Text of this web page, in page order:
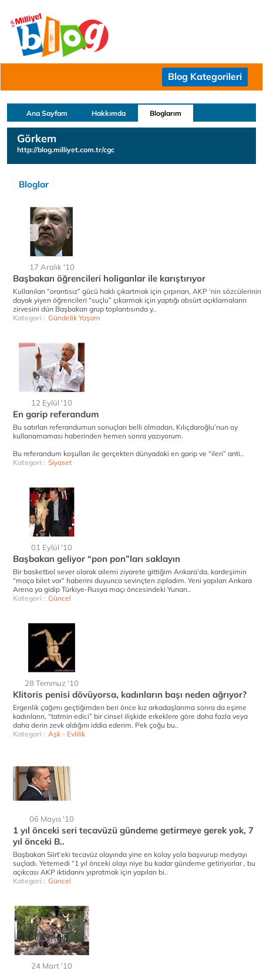
Blog Kategorileri
Ana Sayfam Hakkımda Bloglarım
Görkem
http://blog.milliyet.com.tr/cgc
Bloglar
17 Aralık '10
Başbakan öğrencileri holiganlar ile karıştırıyor
Kullanılan “orantısız” gücü haklı çıkartmak için çırpınan, AKP ‘nin sözcülerinin
dayak yiyen öğrencileri “suçlu” çıkarmak için yaptığı absürt açıklamaların
zirvesini dün Başbakan grup toplantısında y..
Kategori : Gündelik Yaşam
12 Eylül '10
En garip referandum
Bu satırları referandumun sonuçları belli olmadan, Kılıçdaroğlu’nun oy
kullanamaması haberinden hemen sonra yazıyorum.
Bu referandum koşulları ile gerçekten dünyadaki en garip ve “ileri” anti..
Kategori : Siyaset
01 Eylül '10
Başbakan geliyor “pon pon”ları saklayın
Bir basketbol sever olarak ailemi ziyarete gittiğim Ankara’da, kardeşimin
“maça bilet var” haberini duyunca sevinçten zıpladım. Yeni yapılan Ankara
Arena ya gidip Türkiye-Rusya maçı öncesindeki Yunan..
Kategori : Güncel
28 Temmuz '10
Klitoris penisi dövüyorsa, kadınların başı neden ağrıyor?
Ergenlik çağımı geçtiğimden beri önce kız arkadaşlarıma sonra da eşime
kadınların, “tatmin edici” bir cinsel ilişkide erkeklere göre daha fazla veya
daha derin zevk aldığını iddia ederim. Pek çoğu bu..
Kategori : Aşk - Evlilik
06 Mayıs '10
1 yıl önceki seri tecavüzü gündeme getirmeye gerek yok, 7
yıl önceki B..
Başbakan Siirt’eki tecavüz olayında yine en kolay yola başvurup medyayı
suçladı. Yetemedi “1 yıl önceki olayı niye bu kadar gündeme getiriyorlar , bu
açıkcası AKP iktidarını yıpratmak için yapılan bi..
Kategori : Güncel
24 Mart '10